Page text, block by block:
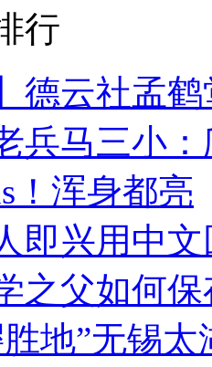
行
德云社孟
兵马三小
！浑身都亮
即兴用中
之父如何
地”无锡